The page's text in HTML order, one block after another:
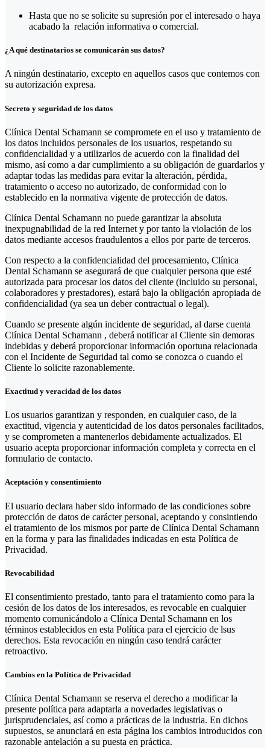
Hasta que no se solicite su supresión por el interesado o haya
acabado la relación informativa o comercial.
¿A qué destinatarios se comunicarán sus datos?
A ningún destinatario, excepto en aquellos casos que contemos con
su autorización expresa.
Secreto y seguridad de los datos
Clínica Dental Schamann se compromete en el uso y tratamiento de
los datos incluidos personales de los usuarios, respetando su
confidencialidad y a utilizarlos de acuerdo con la finalidad del
mismo, así como a dar cumplimiento a su obligación de guardarlos y
adaptar todas las medidas para evitar la alteración, pérdida,
tratamiento o acceso no autorizado, de conformidad con lo
establecido en la normativa vigente de protección de datos.
Clínica Dental Schamann no puede garantizar la absoluta
inexpugnabilidad de la red Internet y por tanto la violación de los
datos mediante accesos fraudulentos a ellos por parte de terceros.
Con respecto a la confidencialidad del procesamiento, Clínica
Dental Schamann se asegurará de que cualquier persona que esté
autorizada para procesar los datos del cliente (incluido su personal,
colaboradores y prestadores), estará bajo la obligación apropiada de
confidencialidad (ya sea un deber contractual o legal).
Cuando se presente algún incidente de seguridad, al darse cuenta
Clínica Dental Schamann , deberá notificar al Cliente sin demoras
indebidas y deberá proporcionar información oportuna relacionada
con el Incidente de Seguridad tal como se conozca o cuando el
Cliente lo solicite razonablemente.
Exactitud y veracidad de los datos
Los usuarios garantizan y responden, en cualquier caso, de la
exactitud, vigencia y autenticidad de los datos personales facilitados,
y se comprometen a mantenerlos debidamente actualizados. El
usuario acepta proporcionar información completa y correcta en el
formulario de contacto.
Aceptación y consentimiento
El usuario declara haber sido informado de las condiciones sobre
protección de datos de carácter personal, aceptando y consintiendo
el tratamiento de los mismos por parte de Clínica Dental Schamann
en la forma y para las finalidades indicadas en esta Política de
Privacidad.
Revocabilidad
El consentimiento prestado, tanto para el tratamiento como para la
cesión de los datos de los interesados, es revocable en cualquier
momento comunicándolo a Clínica Dental Schamann en los
términos establecidos en esta Política para el ejercicio de lsus
derechos. Esta revocación en ningún caso tendrá carácter
retroactivo.
Cambios en la Política de Privacidad
Clínica Dental Schamann se reserva el derecho a modificar la
presente política para adaptarla a novedades legislativas o
jurisprudenciales, así como a prácticas de la industria. En dichos
supuestos, se anunciará en esta página los cambios introducidos con
razonable antelación a su puesta en práctica.